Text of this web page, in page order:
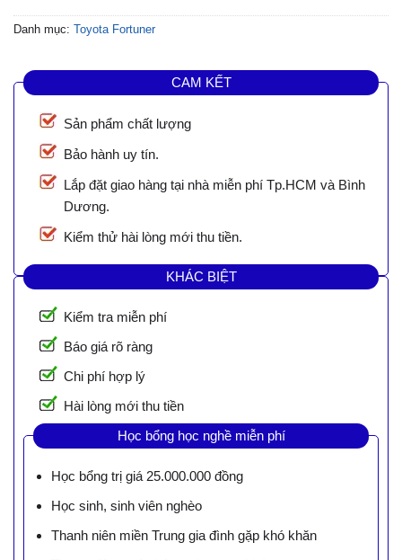
Danh mục: Toyota Fortuner
CAM KẾT
Sản phẩm chất lượng
Bảo hành uy tín.
Lắp đặt giao hàng tại nhà miễn phí Tp.HCM và Bình
Dương.
Kiểm thử hài lòng mới thu tiền.
KHÁC BIỆT
Kiểm tra miễn phí
Báo giá rõ ràng
Chi phí hợp lý
Hài lòng mới thu tiền
Học bổng học nghề miễn phí
Học bổng trị giá 25.000.000 đồng
Học sinh, sinh viên nghèo
Thanh niên miền Trung gia đình gặp khó khăn